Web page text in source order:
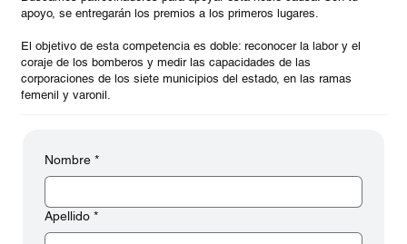
apoyo, se entregarán los premios a los primeros lugares.
El objetivo de esta competencia es doble: reconocer la labor y el
coraje de los bomberos y medir las capacidades de las
corporaciones de los siete municipios del estado, en las ramas
femenil y varonil.
Nombre *
Apellido *